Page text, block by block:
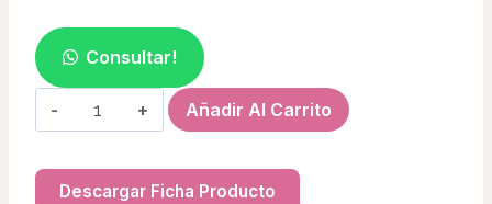
Consultar!
SET
DE
P/MAQUILLAJE
Añadir Al Carrito
Descargar Ficha Producto